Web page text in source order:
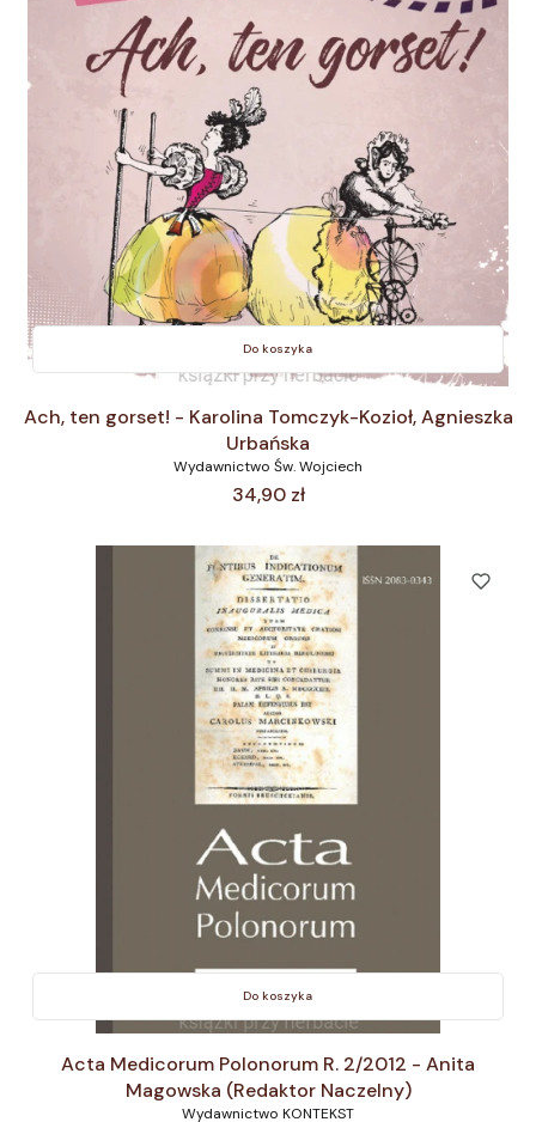
Do koszyka
Ach, ten gorset! - Karolina Tomczyk-Kozioł, Agnieszka
Urbańska
Wydawnictwo Św. Wojciech
Cena
34,90 zł
Do koszyka
Acta Medicorum Polonorum R. 2/2012 - Anita
Magowska (Redaktor Naczelny)
Wydawnictwo KONTEKST